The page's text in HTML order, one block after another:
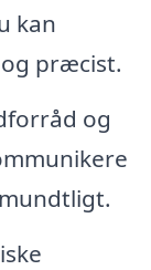
kan
præcist.
og